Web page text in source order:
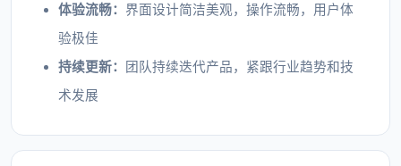
体验流畅： 界面设计简洁美观，操作流畅，用户体
验极佳
持续更新：
团队持续迭代产品，紧跟行业趋势和技
术发展